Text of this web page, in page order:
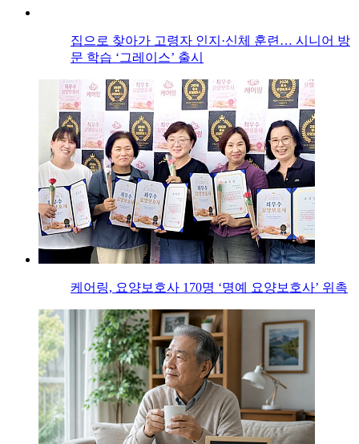
집으로 찾아가 고령자 인지·신체 훈련… 시니어 방
문 학습 ‘그레이스’ 출시
케어링, 요양보호사 170명 ‘명예 요양보호사’ 위촉